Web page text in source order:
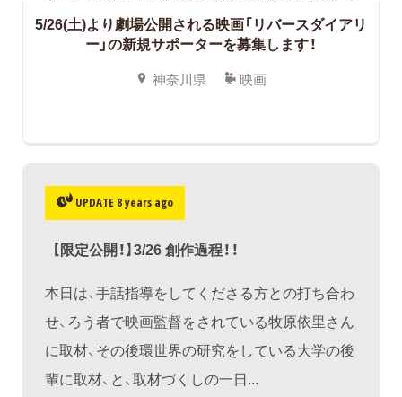
5/26(土)より劇場公開される映画「リバースダイアリ
ー」の新規サポーターを募集します！
神奈川県 映画
UPDATE 8 years ago
【限定公開！】3/26 創作過程！！
本日は、手話指導をしてくださる方との打ち合わ
せ、ろう者で映画監督をされている牧原依里さん
に取材、その後環世界の研究をしている大学の後
輩に取材、と、取材づくしの一日...